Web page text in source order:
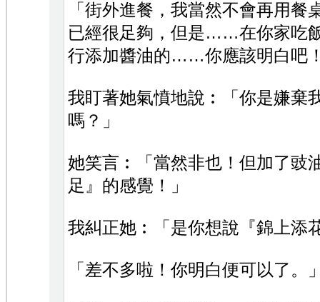
「街外進餐，我當然不會再用餐
已經很足夠，但是……在你家吃
行添加醬油的……你應該明白吧
我盯著她氣憤地說︰「你是嫌棄
嗎？」
她笑言︰「當然非也！但加了豉
足』的感覺！」
我糾正她︰「是你想說『錦上添
「差不多啦！你明白便可以了。